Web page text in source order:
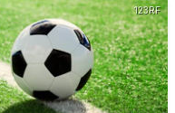
123RF